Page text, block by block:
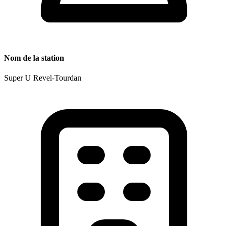
Nom de la station
Super U Revel-Tourdan